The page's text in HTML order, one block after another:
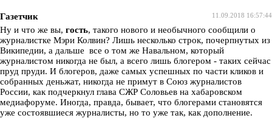
11.09.2018 16:57:44
Газетчик
Ну и что же вы, гость, такого нового и необычного сообщили о
журналистке Мэри Колвин? Лишь несколько строк, почерпнутых из
Википедии, а дальше все о том же Навальном, который
журналистом никогда не был, а всего лишь блогером - таких сейчас
пруд пруди. И блогеров, даже самых успешных по части кликов и
собранных деньжат, никогда не примут в Союз журналистов
России, как подчеркнул глава СЖР Соловьев на хабаровском
медиафоруме. Иногда, правда, бывает, что блогерами становятся
уже состоявшиеся журналисты, но то уже так, как дополнение.